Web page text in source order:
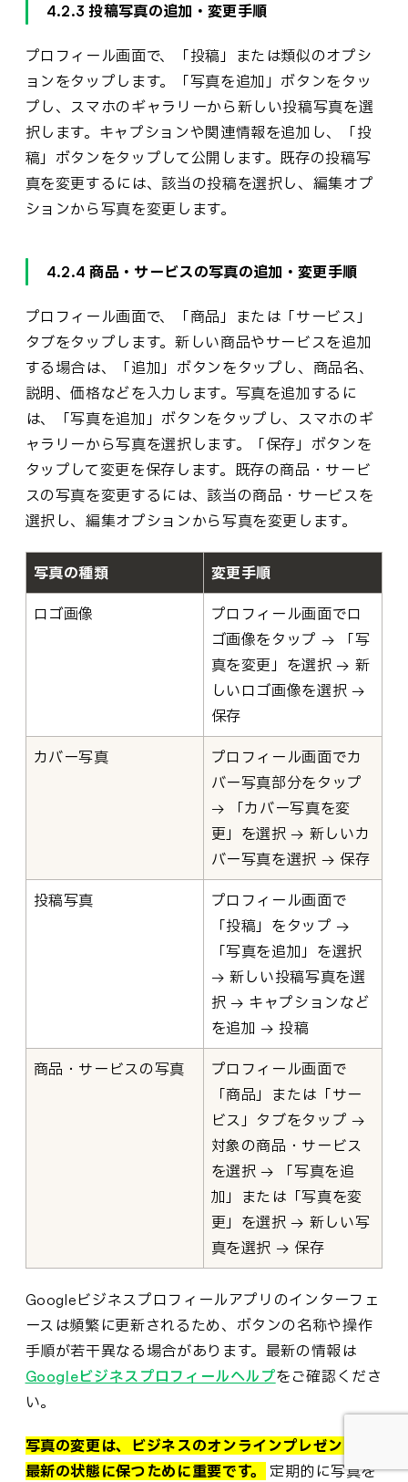
4.2.3 投稿写真の追加・変更手順
プロフィール画面で、「投稿」または類似のオプシ
ョンをタップします。「写真を追加」ボタンをタッ
プし、スマホのギャラリーから新しい投稿写真を選
択します。キャプションや関連情報を追加し、「投
稿」ボタンをタップして公開します。既存の投稿写
真を変更するには、該当の投稿を選択し、編集オプ
ションから写真を変更します。
4.2.4 商品・サービスの写真の追加・変更手順
プロフィール画面で、「商品」または「サービス」
タブをタップします。新しい商品やサービスを追加
する場合は、「追加」ボタンをタップし、商品名、
説明、価格などを入力します。写真を追加するに
は、「写真を追加」ボタンをタップし、スマホのギ
ャラリーから写真を選択します。「保存」ボタンを
タップして変更を保存します。既存の商品・サービ
スの写真を変更するには、該当の商品・サービスを
選択し、編集オプションから写真を変更します。
写真の種類 変更手順
ロゴ画像
プロフィール画面でロ
ゴ画像をタップ → 「写
真を変更」を選択 → 新
しいロゴ画像を選択 →
保存
カバー写真
プロフィール画面でカ
バー写真部分をタップ
→ 「カバー写真を変
更」を選択 → 新しいカ
バー写真を選択 → 保存
投稿写真
プロフィール画面で
「投稿」をタップ →
「写真を追加」を選択
→ 新しい投稿写真を選
択 → キャプションなど
を追加 → 投稿
商品・サービスの写真
プロフィール画面で
「商品」または「サー
ビス」タブをタップ →
対象の商品・サービス
を選択 → 「写真を追
加」または「写真を変
更」を選択 → 新しい写
真を選択 → 保存
Googleビジネスプロフィールアプリのインターフェ
ースは頻繁に更新されるため、ボタンの名称や操作
手順が若干異なる場合があります。最新の情報は
Googleビジネスプロフィールヘルプをご確認くださ
い。
写真の変更は、ビジネスのオンラインプレゼンスを
最新の状態に保つために重要です。
定期的に写真を